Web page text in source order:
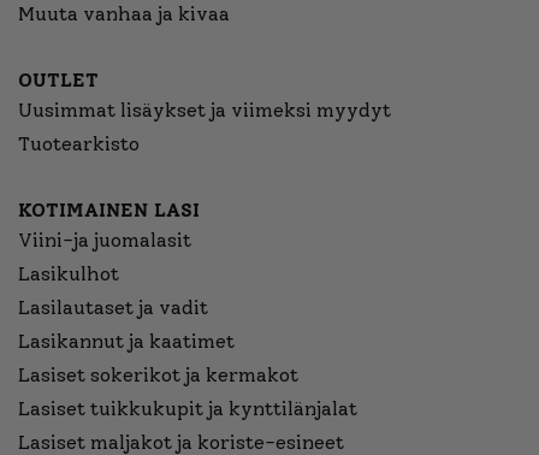
Muuta vanhaa ja kivaa
OUTLET
Uusimmat lisäykset ja viimeksi myydyt
Tuotearkisto
KOTIMAINEN LASI
Viini-ja juomalasit
Lasikulhot
Lasilautaset ja vadit
Lasikannut ja kaatimet
Lasiset sokerikot ja kermakot
Lasiset tuikkukupit ja kynttilänjalat
Lasiset maljakot ja koriste-esineet